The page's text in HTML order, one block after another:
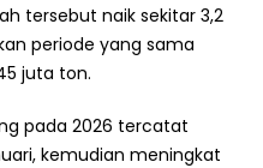
tersebut naik sekitar 3,2
periode yang sama
juta ton.
pada 2026 tercatat
kemudian meningkat